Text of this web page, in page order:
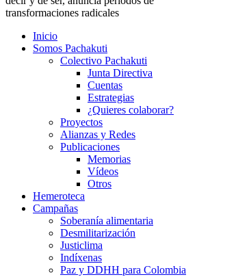
transformaciones radicales
Inicio
Somos Pachakuti
Colectivo Pachakuti
Junta Directiva
Cuentas
Estrategias
¿Quieres colaborar?
Proyectos
Alianzas y Redes
Publicaciones
Memorias
Vídeos
Otros
Hemeroteca
Campañas
Soberanía alimentaria
Desmilitarización
Justiclima
Indíxenas
Paz y DDHH para Colombia